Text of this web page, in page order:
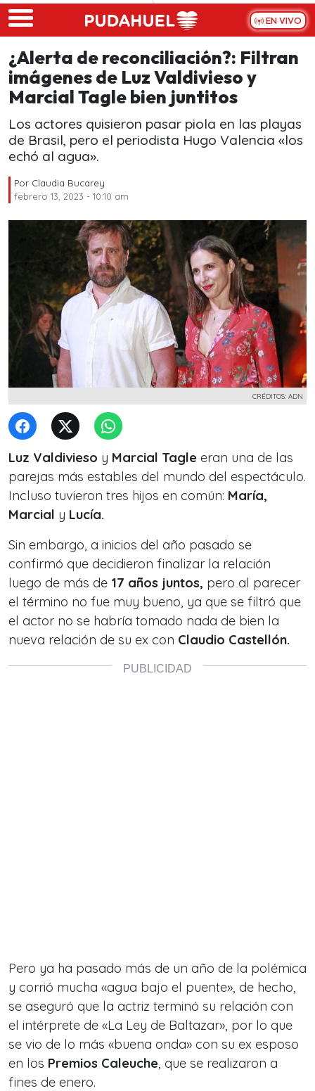
Skip to main content
EN VIVO
¿Alerta de reconciliación?: Filtran
imágenes de Luz Valdivieso y
Marcial Tagle bien juntitos
Los actores quisieron pasar piola en las playas
de Brasil, pero el periodista Hugo Valencia «los
echó al agua».
Por Claudia Bucarey
febrero 13, 2023 - 10:10 am
CRÉDITOS: ADN
Luz Valdivieso y Marcial Tagle eran una de las
parejas más estables del mundo del espectáculo.
Incluso tuvieron tres hijos en común: María,
Marcial y Lucía.
Sin embargo, a inicios del año pasado se
confirmó que decidieron finalizar la relación
luego de más de 17 años juntos, pero al parecer
el término no fue muy bueno, ya que se filtró que
el actor no se habría tomado nada de bien la
nueva relación de su ex con Claudio Castellón.
Pero ya ha pasado más de un año de la polémica
y corrió mucha «agua bajo el puente», de hecho,
se aseguró que la actriz terminó su relación con
el intérprete de «La Ley de Baltazar», por lo que
se vio de lo más «buena onda» con su ex esposo
en los Premios Caleuche, que se realizaron a
fines de enero.